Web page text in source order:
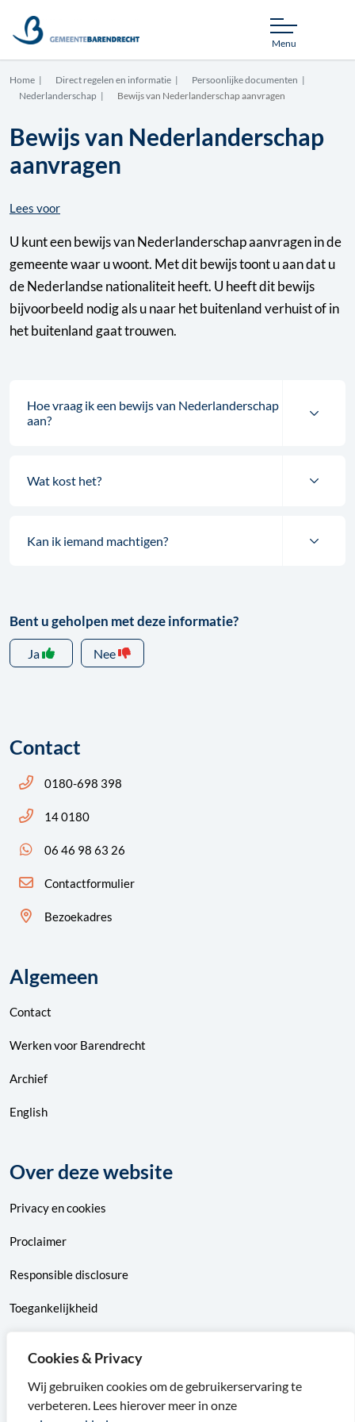
Cookies & Privacy
Wij gebruiken cookies om de gebruikerservaring te
verbeteren. Lees hierover meer in onze
Menu
Home Direct regelen en informatie
Persoonlijke documenten
Nederlanderschap
Bewijs van Nederlanderschap aanvragen
Bewijs van Nederlanderschap
aanvragen
Lees voor
U kunt een bewijs van Nederlanderschap aanvragen in de
gemeente waar u woont. Met dit bewijs toont u aan dat u
de Nederlandse nationaliteit heeft. U heeft dit bewijs
bijvoorbeeld nodig als u naar het buitenland verhuist of in
het buitenland gaat trouwen.
Hoe vraag ik een bewijs van Nederlanderschap
aan?
Wat kost het?
Kan ik iemand machtigen?
Bent u geholpen met deze informatie?
Ja Nee
Contact
Bel ons: 14 0180
0180-698 398
Bel ons: 14 0180
14 0180
App ons: 06 46 98 63 26 (WhatsApp)
06 46 98 63 26
Contactformulier
Bezoekadres
Algemeen
Contact
Werken voor Barendrecht
Archief
English
Over deze website
Privacyencookies
Proclaimer
Responsible disclosure
Toegankelijkheid